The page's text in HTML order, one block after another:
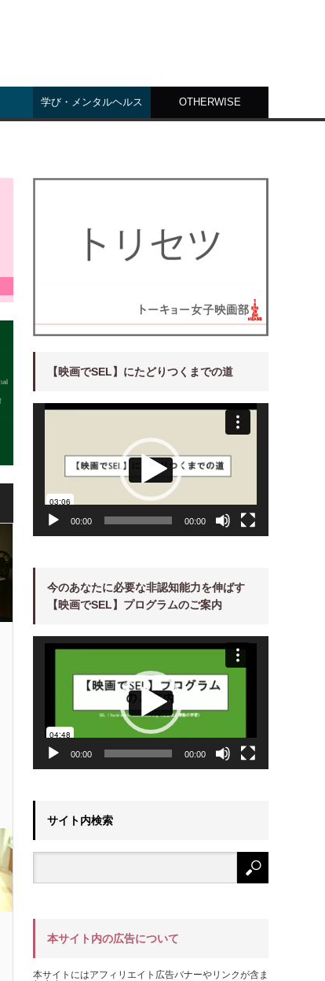
学び・メンタルヘルス OTHERWISE
【映画でSEL】にたどりつくまでの道
00:00 00:00
今のあなたに必要な非認知能力を伸ばす
【映画でSEL】プログラムのご案内
動
00:00 00:00
サイト内検索
本サイト内の広告について
本サイトにはアフィリエイト広告バナーやリンクが含ま